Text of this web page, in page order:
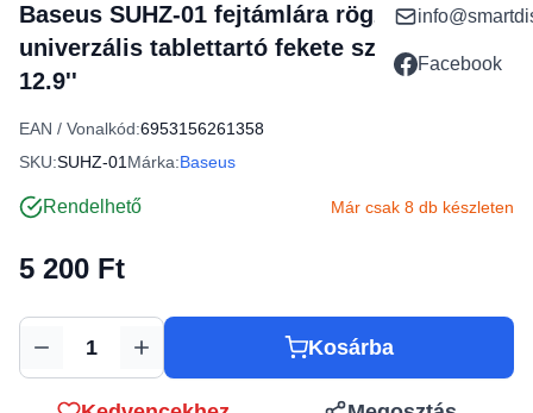
Facebook
Baseus SUHZ-01 fejtámlára rögzíthető
univerzális tablettartó fekete színben 4.7 -
12.9''
EAN / Vonalkód:6953156261358
SKU:SUHZ-01 Márka:Baseus
Rendelhető Már csak 8 db készleten
5 200 Ft
Mennyiség Kosárba